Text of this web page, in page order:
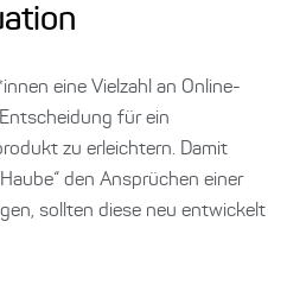
eine Vielzahl an Online-
für ein
zu erleichtern. Damit
den Ansprüchen einer
sollten diese neu entwickelt